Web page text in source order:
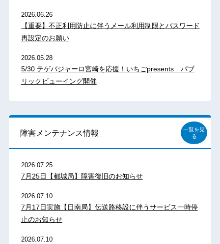
2026.06.26
【重要】不正利用防止に伴うメール利用制限とパスワード
再設定のお願い
2026.05.28
5/30 テゲバジャーロ宮崎を応援！いちごpresents パブ
リックビューイング開催
障害メンテナンス情報
一覧を見
る
2026.07.25
7月25日【都城局】障害復旧のお知らせ
2026.07.10
7月17日実施【日南局】伝送路移設に伴うサービス一時停
止のお知らせ
2026.07.10